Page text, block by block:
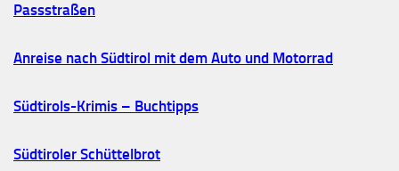
Passstraßen
Anreise nach Südtirol mit dem Auto und Motorrad
Südtirols-Krimis – Buchtipps
Südtiroler Schüttelbrot